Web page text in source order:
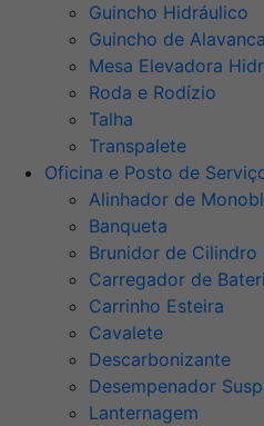
Guincho Hidráulico
Guincho de
Mesa Elevadora
Roda e Rodízio
Talha
Transpalete
Oficina e Posto de
Alinhador de
Banqueta
Brunidor de Cilindro
Carregador de
Carrinho Esteira
Cavalete
Descarbonizante
Desempenador
Lanternagem